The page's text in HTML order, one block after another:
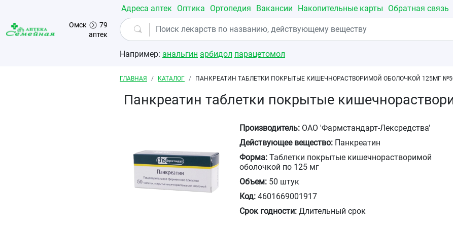
Перейти к основному содержанию
Омск
79
аптек
Адреса аптек Оптика Ортопедия Вакансии Накопительные карты Обратная связь
Например: анальгин арбидол парацетомол
Строка навигации
ГЛАВНАЯ КАТАЛОГ ПАНКРЕАТИН ТАБЛЕТКИ ПОКРЫТЫЕ КИШЕЧНОРАСТВОРИМОЙ ОБОЛОЧКОЙ 125МГ
Панкреатин таблетки покрытые
Производитель: ОАО 'Фармстандарт-Лексредства'
Действующее вещество: Панкреатин
Форма: Таблетки покрытые кишечнорастворимой
оболочкой по 125 мг
Объем: 50 штук
Код: 4601669001917
Срок годности: Длительный срок